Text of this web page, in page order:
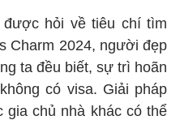
được hỏi về tiêu chí tìm
Charm 2024, người đẹp
ta đều biết, sự trì hoãn
có visa. Giải pháp
chủ nhà khác có thể